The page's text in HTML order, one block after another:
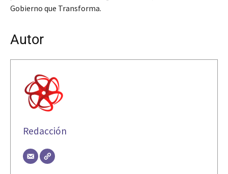
Gobierno que Transforma.
Autor
Redacción